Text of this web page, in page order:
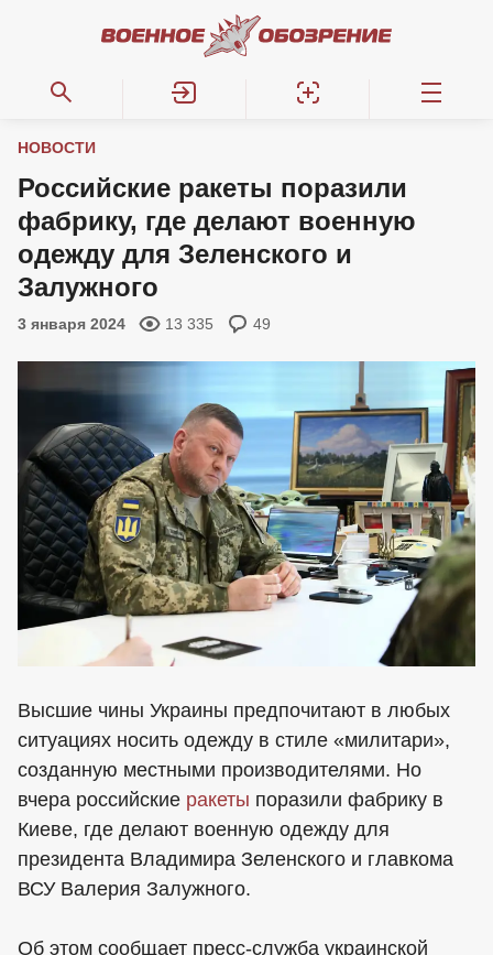
НОВОСТИ
Российские ракеты поразили
фабрику, где делают военную
одежду для Зеленского и
Залужного
3 января 2024 13 335 49
Высшие чины Украины предпочитают в любых
ситуациях носить одежду в стиле «милитари»,
созданную местными производителями. Но
вчера российские ракеты поразили фабрику в
Киеве, где делают военную одежду для
президента Владимира Зеленского и главкома
ВСУ Валерия Залужного.
Об этом сообщает пресс-служба украинской